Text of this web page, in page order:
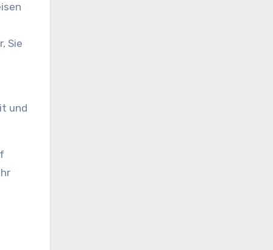
Sie
und